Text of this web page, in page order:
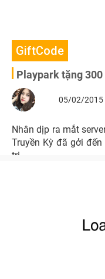
GiftCode
Playpark tặng
05/02/2015
Nhân dịp ra mắt
Truyền Kỳ đã gởi
trị.